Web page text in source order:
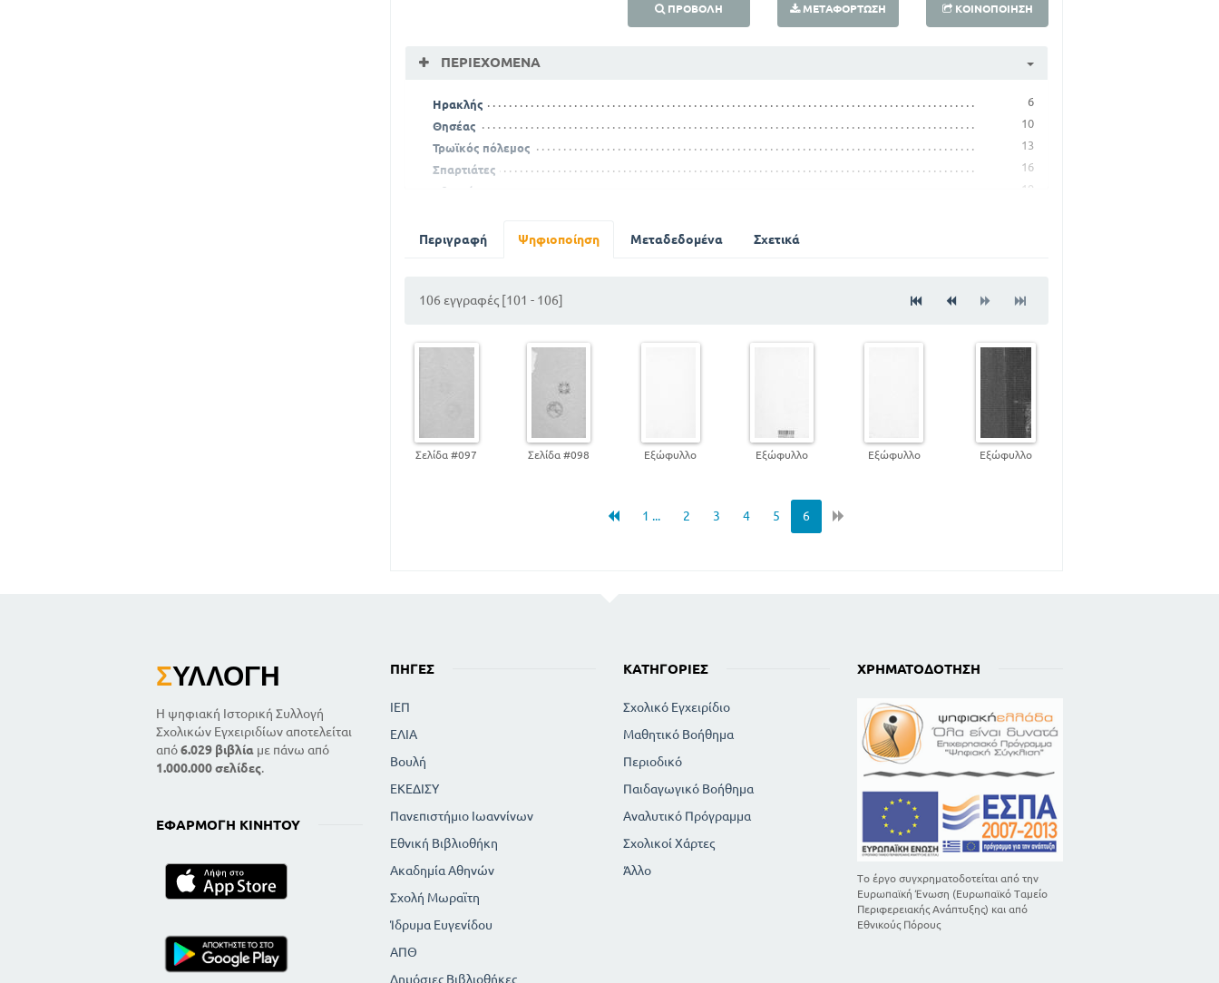
ΠΡΟΒΟΛΉ ΜΕΤΑΦΌΡΤΩΣΗ ΚΟΙΝΟΠΟΊΗΣΗ
ΠΕΡΙΕΧΌΜΕΝΑ
Ηρακλής
6
Θησέας
10
Τρωϊκός πόλεμος
13
Σπαρτιάτες
16
Αθηναίοι
19
Μέγας Αλέξανδρος
Ελληνική επανάσταση
66
Περιγραφή Ψηφιοποίηση Μεταδεδομένα Σχετικά
106 εγγραφές [101 - 106]
Σελίδα #097 Σελίδα #098 Εξώφυλλο Εξώφυλλο Εξώφυλλο Εξώφυλλο
1 ... 2 3 4 5 6
ΣΥΛΛΟΓΉ
Η ψηφιακή Ιστορική Συλλογή
Σχολικών Εγχειριδίων αποτελείται
από6.029 βιβλία με πάνω από
1.000.000 σελίδες.
ΕΦΑΡΜΟΓΉ ΚΙΝΗΤΟΎ
ΠΗΓΈΣ
ΙΕΠ
ΕΛΙΑ
Βουλή
ΕΚΕΔΙΣΥ
Πανεπιστήμιο Ιωαννίνων
Εθνική Βιβλιοθήκη
Ακαδημία Αθηνών
Σχολή Μωραϊτη
Ίδρυμα Ευγενίδου
ΑΠΘ
Δημόσιες Βιβλιοθήκες
ΚΑΤΗΓΟΡΊΕΣ
Σχολικό Εγχειρίδιο
Μαθητικό Βοήθημα
Περιοδικό
Παιδαγωγικό Βοήθημα
Αναλυτικό Πρόγραμμα
Σχολικοί Χάρτες
Άλλο
ΧΡΗΜΑΤΟΔΌΤΗΣΗ
Το έργο συγχρηματοδοτείται από την
Ευρωπαϊκή Ένωση (Ευρωπαϊκό Ταμείο
Περιφερειακής Ανάπτυξης) και από
Εθνικούς Πόρους